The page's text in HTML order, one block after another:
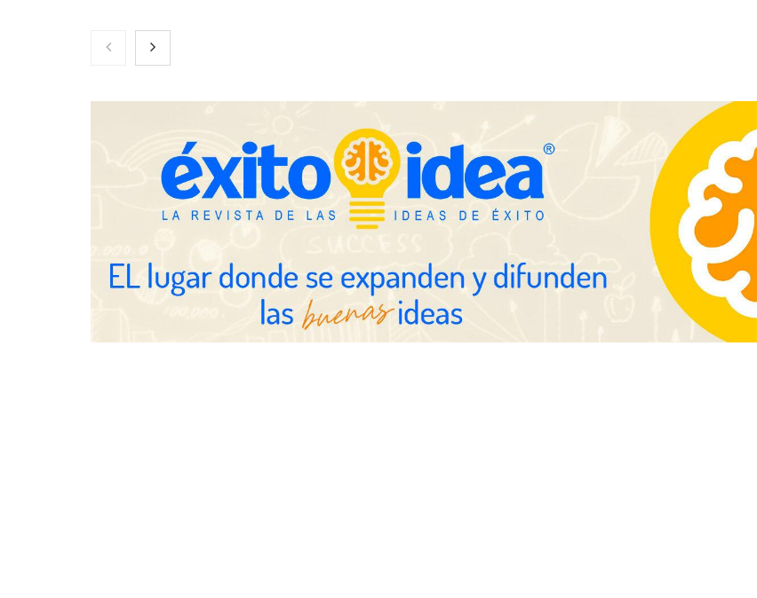
Toro Tapas inaugura su Raw Bar:
una experiencia desde mediodía
hasta el anochecer con cocina
Eulalia Roig lanza ‘The Journal’,
una revista digital mensual de
entrevistas y fotografía editorial
Gestoría Online reduce a unas
horas el alta de autónomo